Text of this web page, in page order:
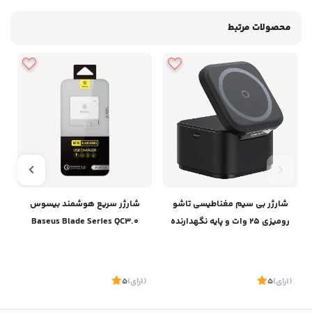
محصولات مرتبط
شارژر بی سیم مغناطیسی تاشو
رومیزی 25 وات و پایه نگهدارنده
Wireless Charger 25W BS-
(1 رای)
5
شارژر سریع هوشمند بیسوس
Baseus Blade Series QC3.0
(1 رای)
5